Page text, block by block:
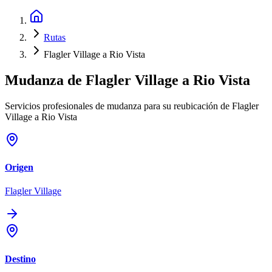
Rutas
Flagler Village a Rio Vista
Mudanza de Flagler Village a Rio Vista
Servicios profesionales de mudanza para su reubicación de Flagler
Village a Rio Vista
Origen
Flagler Village
Destino